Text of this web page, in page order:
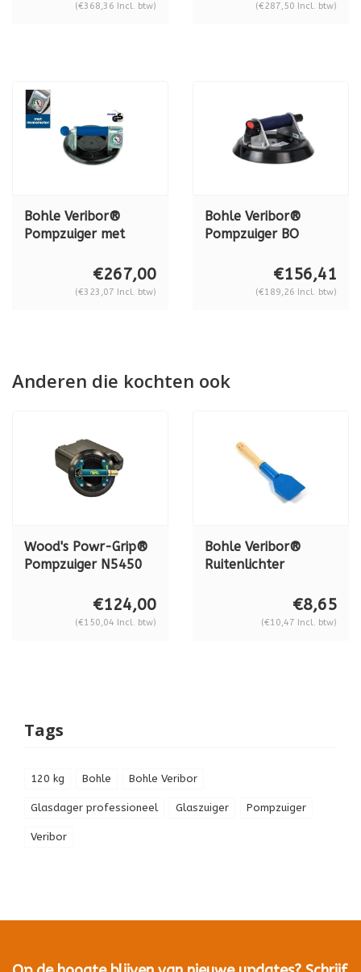
(€368,36 Incl. btw) (€287,50 Incl. btw)
Bohle Veribor®
Pompzuiger met
601.1BL, aluminium,
120 kg (inclusief
€267,00
(€323,07 Incl. btw)
Bohle Veribor®
Pompzuiger BO
€156,41
(€189,26 Incl. btw)
Anderen die kochten ook
Wood's Powr-Grip®
Pompzuiger N5450
€124,00
(€150,04 Incl. btw)
Bohle Veribor®
Ruitenlichter
met houten heft BO
€8,65
(€10,47 Incl. btw)
Tags
120 kg Bohle Bohle Veribor
Glasdager professioneel Glaszuiger Pompzuiger
Veribor